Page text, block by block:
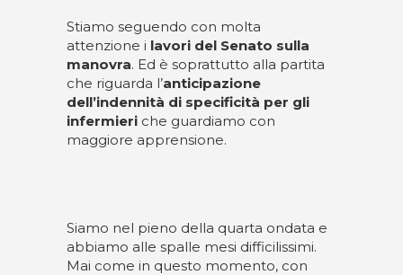
Stiamo seguendo con molta
attenzione i lavori del Senato sulla
manovra. Ed è soprattutto alla partita
che riguarda l’anticipazione
dell’indennità di specificità per gli
infermieri che guardiamo con
maggiore apprensione.
Siamo nel pieno della quarta ondata e
abbiamo alle spalle mesi difficilissimi.
Mai come in questo momento, con